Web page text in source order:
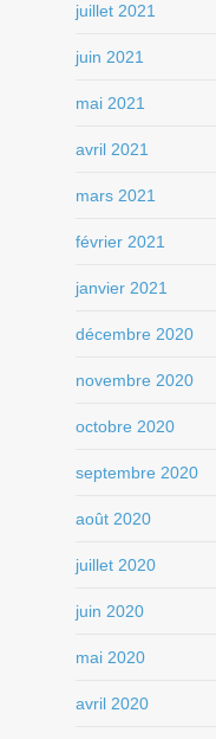
juillet 2021
juin 2021
mai 2021
avril 2021
mars 2021
février 2021
janvier 2021
décembre 2020
novembre 2020
octobre 2020
septembre 2020
août 2020
juillet 2020
juin 2020
mai 2020
avril 2020